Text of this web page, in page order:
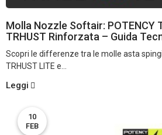
Molla Nozzle Softair: POTENCY
TRHUST Rinforzata – Guida
Scopri le differenze tra le molle asta
TRHUST LITE e...
Leggi
10
FEB